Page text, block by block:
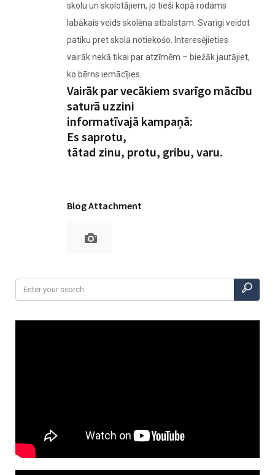
skolu un skolotājiem, jo tieši kopā rodams
labākais veids skolēna atbalstam. Svarīgi veidot
patiku pret skolā notiekošo. Interesējieties
vairāk nekā tikai par atzīmēm – biežāk jautājiet,
ko bērns iemācījies.
Vairāk par vecākiem svarīgo mācību
saturā uzzini
informatīvajā kampaņā:
Es saprotu,
tātad zinu, protu, gribu, varu.
Blog Attachment